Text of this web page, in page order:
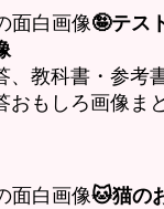
面白画像🤪テス
、教科書・参考
もしろ画像ま
面白画像🐱猫の